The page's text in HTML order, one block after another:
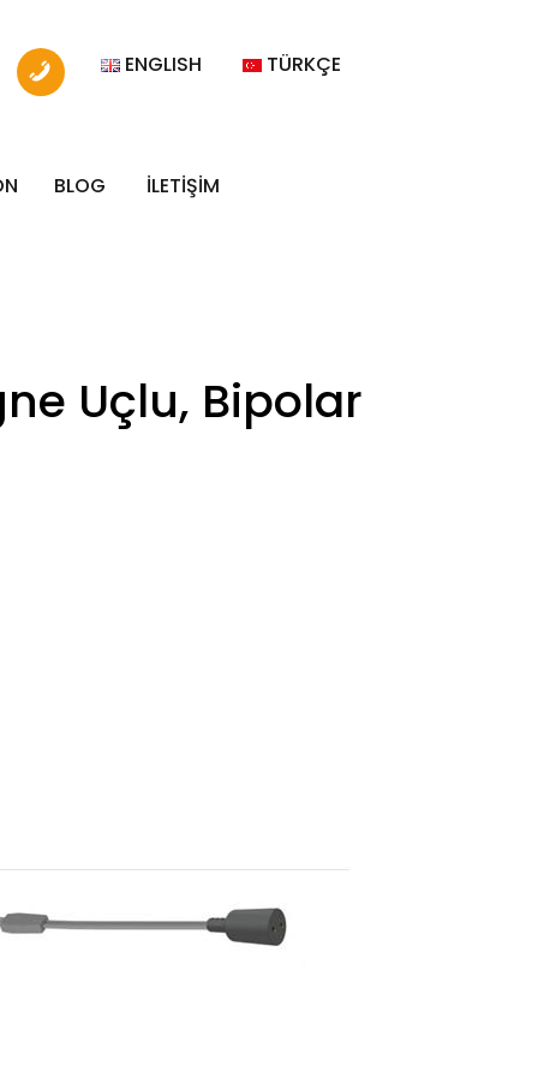
ENGLISH TÜRKÇE
BLOG İLETİŞİM
Uçlu, Bipolar